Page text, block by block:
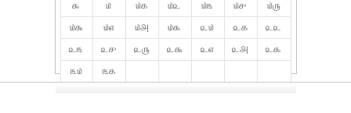
௯
௰ ௰௧ ௰௨ ௰௩ ௰௪
௰௫
௰௬
௰௭ ௰௮ ௰௯ ௨௰ ௨௧
௨௨
௨௩
௨௪ ௨௫ ௨௬ ௨௭ ௨௮
௨௯
௩௰
௩௧